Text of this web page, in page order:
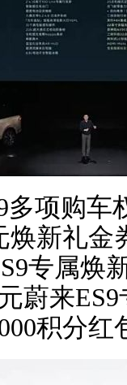
项购车
焕新礼
专属焕
蔚来
积分红